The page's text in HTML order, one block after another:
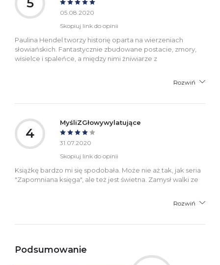
05.08.2020
Skopiuj link do opinii
Paulina Hendel tworzy historię oparta na wierzeniach
słowiańskich. Fantastycznie zbudowane postacie, zmory,
wisielce i spaleńce, a między nimi żniwiarze z
Rozwiń
4
MyśliZGłowywylatujące
31.07.2020
Skopiuj link do opinii
Książkę bardzo mi się spodobała. Może nie aż tak, jak seria
"Zapomniana księga", ale też jest świetna. Zamysł walki ze
Rozwiń
Podsumowanie